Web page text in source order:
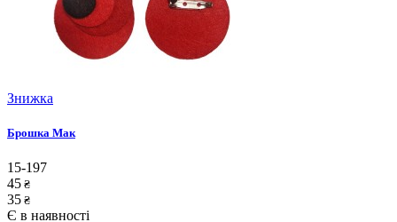
Знижка
Брошка Мак
15-197
45 ₴
35 ₴
Є в наявності